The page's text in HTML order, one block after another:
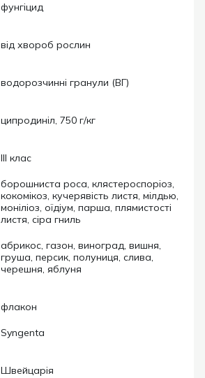
фунгіцид
від хвороб рослин
водорозчинні гранули (ВГ)
ципродиніл, 750 г/кг
III клас
борошниста роса, клястероспоріоз,
кокомікоз, кучерявість листя, мілдью,
моніліоз, оїдіум, парша, плямистості
листя, сіра гниль
абрикос, газон, виноград, вишня,
груша, персик, полуниця, слива,
черешня, яблуня
флакон
Syngenta
Швейцарія